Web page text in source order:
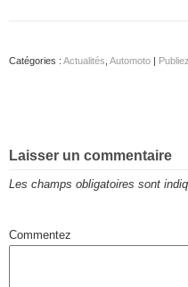
Catégories : Actualités Automoto
Laisser un commentaire
Les champs obligatoires sont
Commentez